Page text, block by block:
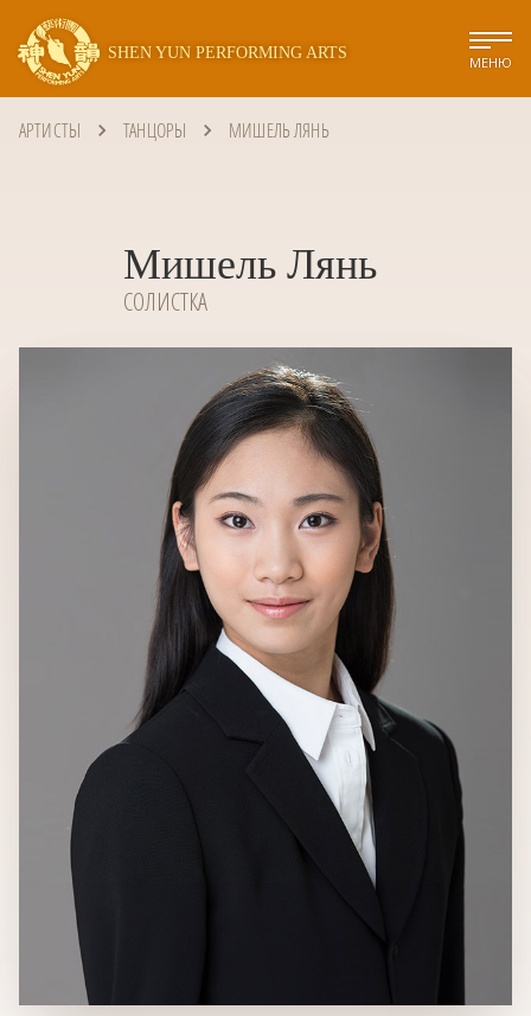
SHEN YUN PERFORMING ARTS МЕНЮ
АРТИСТЫ ТАНЦОРЫ МИШЕЛЬ ЛЯНЬ
Мишель Лянь
СОЛИСТКА